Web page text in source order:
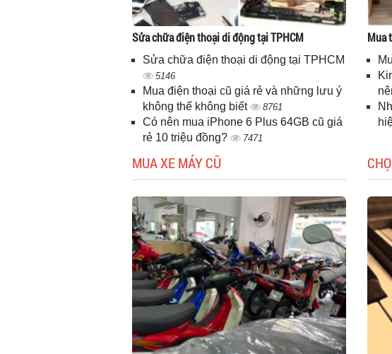
Sửa chữa điện thoại di động tại TPHCM
Sửa chữa điện thoại di động tại TPHCM
5146
Mua điện thoại cũ giá rẻ và những lưu ý
không thể không biết
8761
Có nên mua iPhone 6 Plus 64GB cũ giá
rẻ 10 triệu đồng?
7471
Mua
MUA XE MÁY CŨ